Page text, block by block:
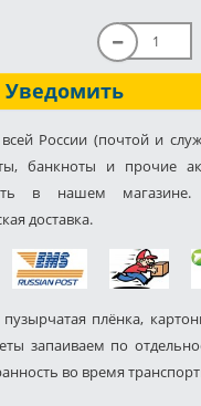
Уведомить
России (почтой и
банкноты и прочие
в нашем
доставка.
плёнка,
запаиваем по
во время